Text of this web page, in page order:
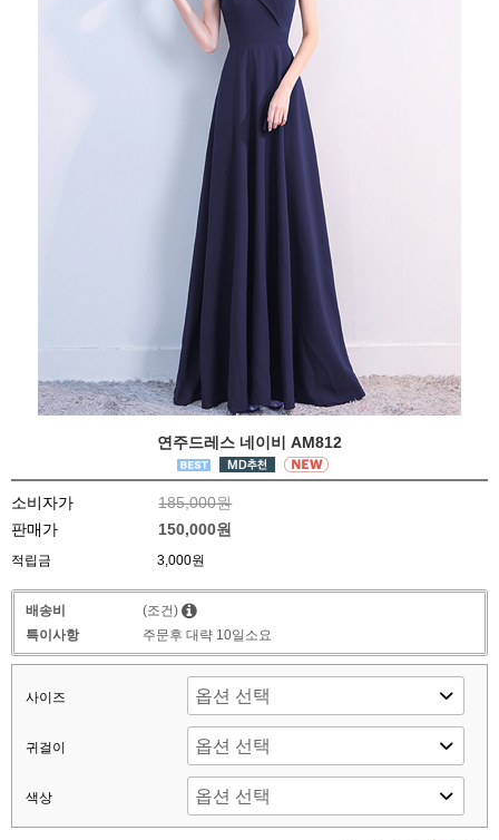
연주드레스 네이비 AM812
소비자가
185,000원
판매가
150,000원
적립금 3,000원
배송비
(조건)
특이사항
주문후 대략 10일소요
사이즈
귀걸이
색상